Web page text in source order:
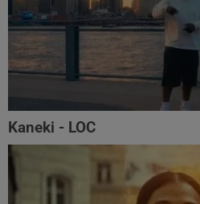
Kaneki - LOC